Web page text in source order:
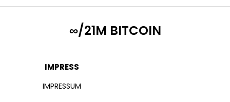
∞/21M BITCOIN
IMPRESS
IMPRESSUM